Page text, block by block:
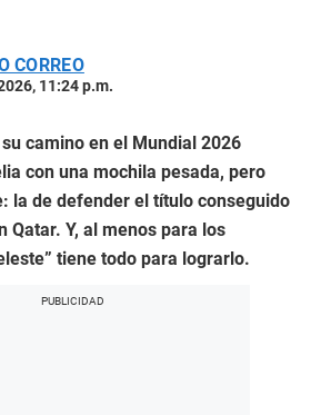
CORREO
11:24 p.m.
camino en el Mundial 2026
con una mochila pesada, pero
la de defender el título conseguido
Qatar. Y, al menos para los
tiene todo para lograrlo.